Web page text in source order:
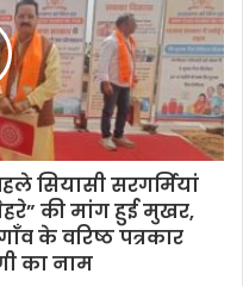
सियासी सरगर्मियां
की मांग हुई मुखर,
के वरिष्ठ पत्रकार
का नाम